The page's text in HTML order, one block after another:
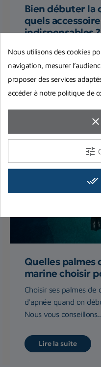
Bien débuter la
quels
indispensables ?
Quels sont les
pratiquer en toute
Quelles palmes
marine choisir
Choisir ses palmes de
d'apnée quand on
Nous vous
Lire la suite
Nous utilisons des cookies
navigation, mesurer
proposer des services
accéder à notre politique de
clear
tune
done_all